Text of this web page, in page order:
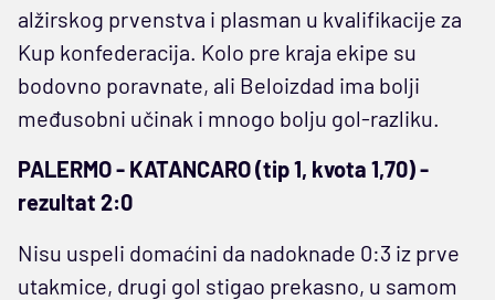
alžirskog prvenstva i plasman u kvalifikacije za
Kup konfederacija. Kolo pre kraja ekipe su
bodovno poravnate, ali Beloizdad ima bolji
međusobni učinak i mnogo bolju gol-razliku.
PALERMO - KATANCARO (tip 1, kvota 1,70) -
rezultat 2:0
Nisu uspeli domaćini da nadoknade 0:3 iz prve
utakmice, drugi gol stigao prekasno, u samom